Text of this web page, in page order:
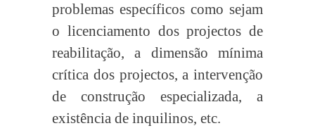
problemas específicos como sejam
o licenciamento dos projectos de
reabilitação, a dimensão mínima
crítica dos projectos, a intervenção
de construção especializada, a
existência de inquilinos, etc.